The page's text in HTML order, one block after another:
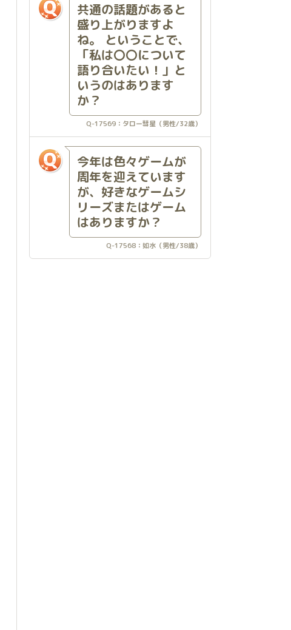
共通の話題があると
盛り上がりますよ
ね。 ということで、
「私は〇〇について
語り合いたい！」と
いうのはあります
か？
Q-17569：タロー彗星（男性/32歳）
今年は色々ゲームが
周年を迎えています
が、好きなゲームシ
リーズまたはゲーム
はありますか？
Q-17568：如水（男性/38歳）